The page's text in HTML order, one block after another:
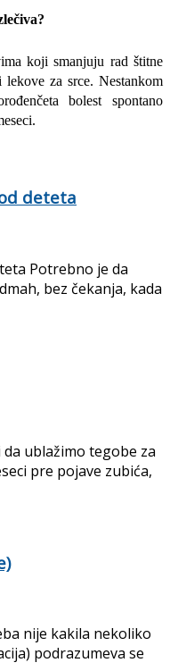
koji smanjuju rad štitne
za srce. Nestankom
bolest spontano
deteta
Potrebno je da
bez čekanja, kada
ublažimo tegobe za
pre pojave zubića,
nije kakila nekoliko
podrazumeva se